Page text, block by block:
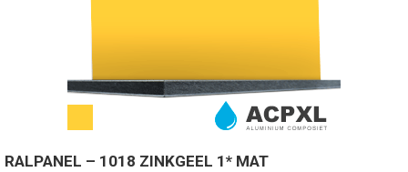
RALPANEL – 1018 ZINKGEEL 1* MAT